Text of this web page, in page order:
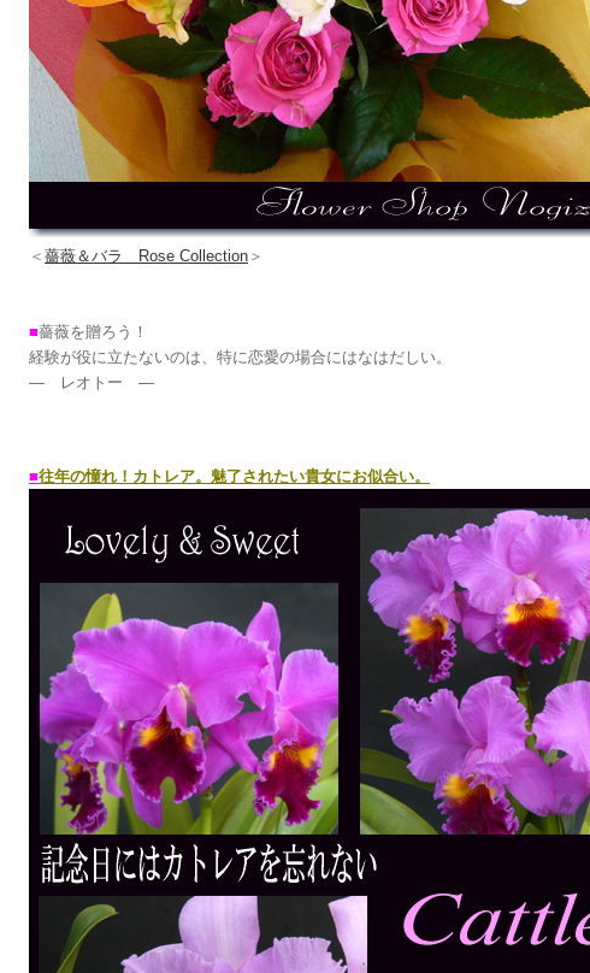
＜ 薔薇＆バラ Rose Collection ＞
■薔薇を贈ろう！
経験が役に立たないのは、特に恋愛の場合にはなはだしい。
― レオトー ―
■往年の憧れ！カトレア。魅了されたい貴女にお似合い。